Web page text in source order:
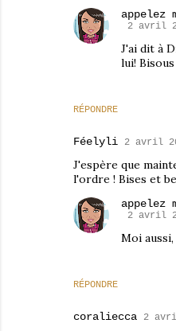
RÉPONDRE
appelez
2 avril
J'ai dit à
lui! Bisous
Féelyli 2 avril
J'espère que
l'ordre ! Bises et
RÉPONDRE
appelez
2 avril
Moi
coraliecca 2